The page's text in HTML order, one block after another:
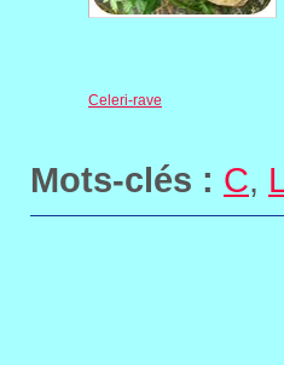
Celeri-rave
Mots-clés : C,